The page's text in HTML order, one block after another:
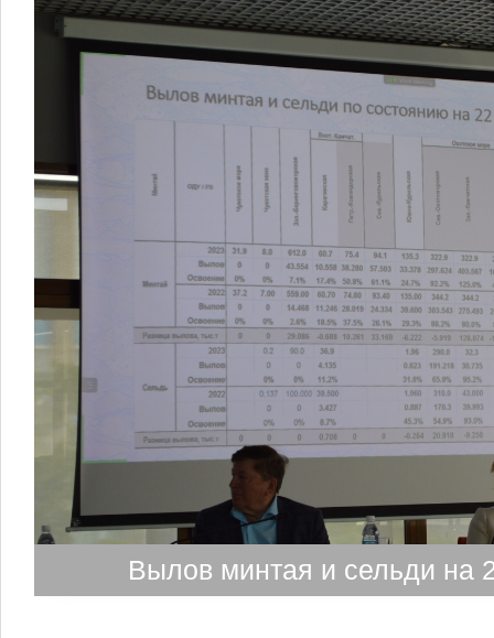
Вылов минтая и сельди на